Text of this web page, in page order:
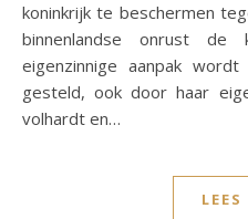
koninkrijk te beschermen
binnenlandse onrust
eigenzinnige aanpak
gesteld, ook door haar
volhardt en…
LEES